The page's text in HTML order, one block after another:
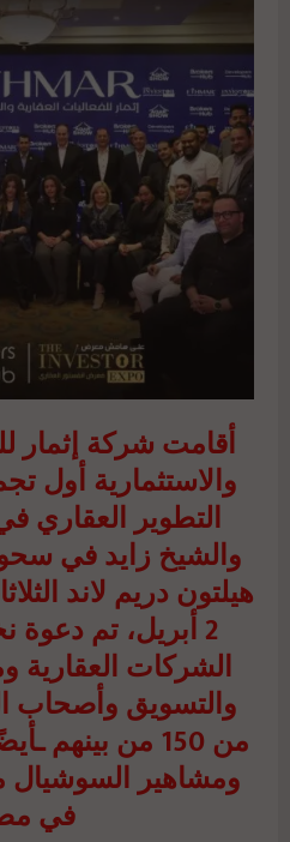
" href="#">
أقامت شركة إثمار
والاستثمارية أول
والشيخ زايد في
هيلتون دريم لاند
2 أبريل، تم
الشركات العقارية
والتسويق وأصحاب
من 150 من
ومشاهير السوشيال
في